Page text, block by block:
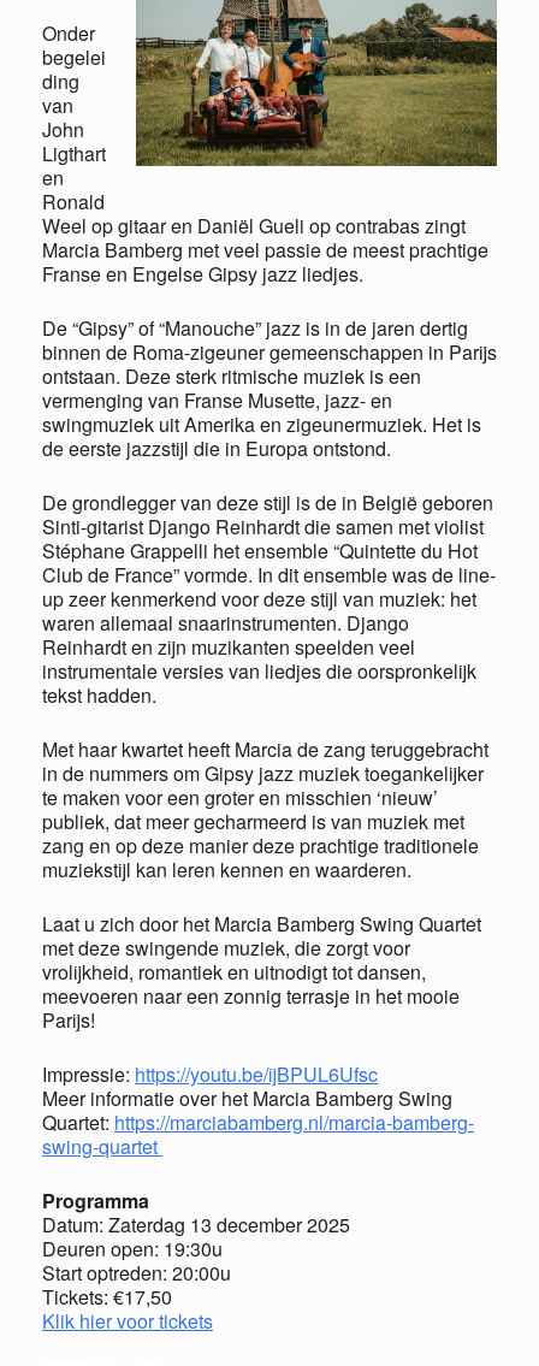
Onder
begelei
ding
van
John
Ligthart
en
Ronald
Weel op gitaar en Daniël Gueli op contrabas zingt
Marcia Bamberg met veel passie de meest prachtige
Franse en Engelse Gipsy jazz liedjes.
De “Gipsy” of “Manouche” jazz is in de jaren dertig
binnen de Roma-zigeuner gemeenschappen in Parijs
ontstaan. Deze sterk ritmische muziek is een
vermenging van Franse Musette, jazz- en
swingmuziek uit Amerika en zigeunermuziek. Het is
de eerste jazzstijl die in Europa ontstond.
De grondlegger van deze stijl is de in België geboren
Sinti-gitarist Django Reinhardt die samen met violist
Stéphane Grappelli het ensemble “Quintette du Hot
Club de France” vormde. In dit ensemble was de line-
up zeer kenmerkend voor deze stijl van muziek: het
waren allemaal snaarinstrumenten. Django
Reinhardt en zijn muzikanten speelden veel
instrumentale versies van liedjes die oorspronkelijk
tekst hadden.
Met haar kwartet heeft Marcia de zang teruggebracht
in de nummers om Gipsy jazz muziek toegankelijker
te maken voor een groter en misschien ‘nieuw’
publiek, dat meer gecharmeerd is van muziek met
zang en op deze manier deze prachtige traditionele
muziekstijl kan leren kennen en waarderen.
Laat u zich door het Marcia Bamberg Swing Quartet
met deze swingende muziek, die zorgt voor
vrolijkheid, romantiek en uitnodigt tot dansen,
meevoeren naar een zonnig terrasje in het mooie
Parijs!
Impressie: https://youtu.be/ijBPUL6Ufsc
Meer informatie over het Marcia Bamberg Swing
Quartet: https://marciabamberg.nl/marcia-bamberg-
swing-quartet
Programma
Datum: Zaterdag 13 december 2025
Deuren open: 19:30u
Start optreden: 20:00u
Tickets: €17,50
Klik hier voor tickets